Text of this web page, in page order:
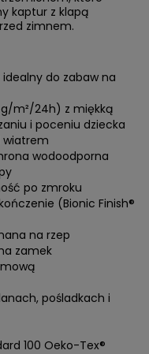
kaptur z klapą
zimnem.
do zabaw na
m²/24h) z miękką
i poceniu dziecka
wiatrem
wodoodporna
po zmroku
(Bionic Finish®
na rzep
zamek
pośladkach i
100 Oeko-Tex®